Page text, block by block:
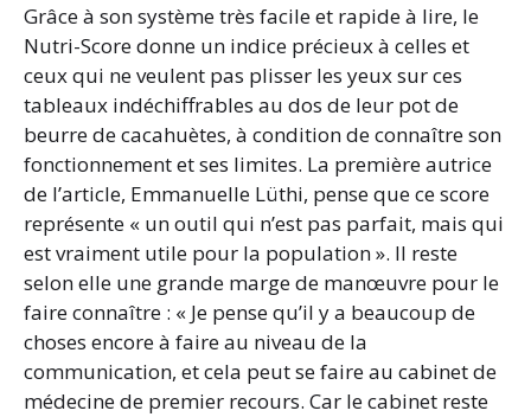
Grâce à son système très facile et rapide à lire, le
Nutri-Score donne un indice précieux à celles et
ceux qui ne veulent pas plisser les yeux sur ces
tableaux indéchiffrables au dos de leur pot de
beurre de cacahuètes, à condition de connaître son
fonctionnement et ses limites. La première autrice
de l’article, Emmanuelle Lüthi, pense que ce score
représente « un outil qui n’est pas parfait, mais qui
est vraiment utile pour la population ». Il reste
selon elle une grande marge de manœuvre pour le
faire connaître : « Je pense qu’il y a beaucoup de
choses encore à faire au niveau de la
communication, et cela peut se faire au cabinet de
médecine de premier recours. Car le cabinet reste